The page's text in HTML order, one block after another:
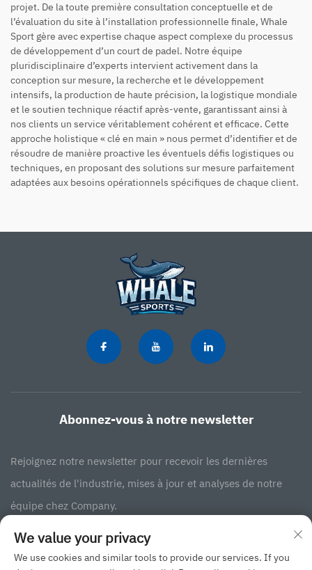
projet. De la toute première consultation conceptuelle et de
l’évaluation du site à l’installation professionnelle finale, Whale
Sport gère avec expertise chaque aspect complexe du processus
de développement d’un court de padel. Notre équipe
pluridisciplinaire d’experts intervient activement dans la
conception sur mesure, la recherche et le développement
intensifs, la production de haute précision, la logistique mondiale
et le soutien technique réactif après-vente, garantissant ainsi à
nos clients un service véritablement cohérent et efficace. Cette
approche holistique « clé en main » nous permet d’identifier et de
résoudre de manière proactive les éventuels défis logistiques ou
techniques, en proposant des solutions sur mesure parfaitement
adaptées aux besoins opérationnels spécifiques de chaque client.
Abonnez-vous à notre newsletter
Rejoignez notre newsletter pour recevoir les dernières
actualités de l'industrie, mises à jour et analyses de notre
équipe chez Company.
S'abonner
We value your privacy
We use cookies and similar tools to provide our services. If you